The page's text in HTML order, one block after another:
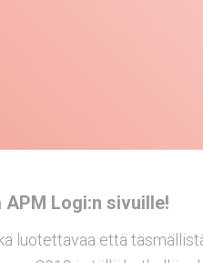
Logi:n sivuille!
luotettavaa että